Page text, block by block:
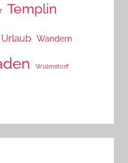
Templin
Urlaub Wandern
Wulmstorf